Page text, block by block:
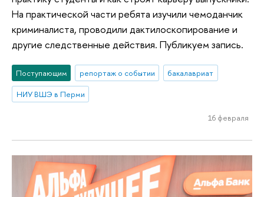
На практической части ребята изучили чемоданчик
криминалиста, проводили дактилоскопирование и
другие следственные действия. Публикуем запись.
Поступающим репортаж о событии
бакалавриат
НИУ ВШЭ в Перми
16 февраля